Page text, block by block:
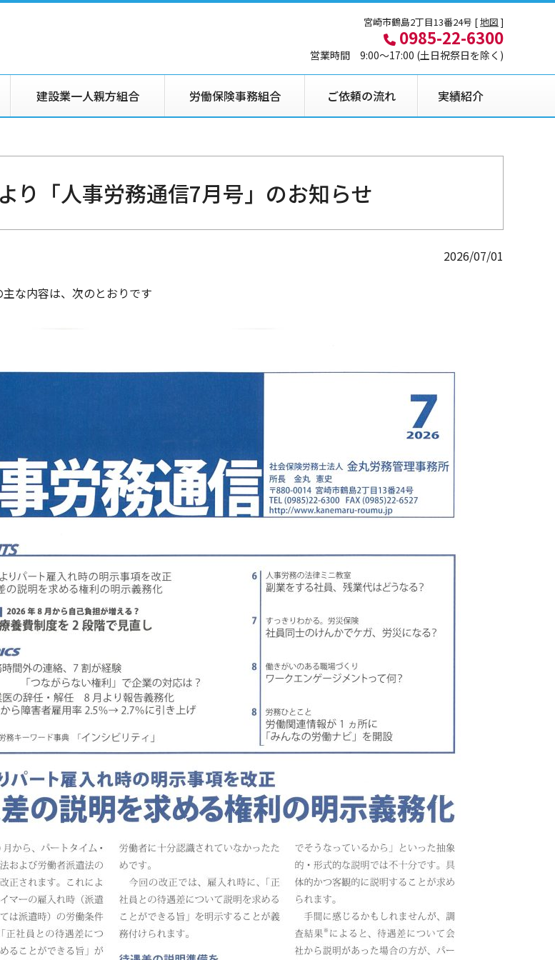
宮崎市鶴島2丁目13番24号 [地図 ]
0985-22-6300
営業時間 9:00〜17:00 (土日祝祭日を除く)
建設業一人親方組合 労働保険事務組合 ご依頼の流れ 実績紹介
り「人事労務通信7月号」のお知らせ
2026/07/01
な内容は、次のとおりです